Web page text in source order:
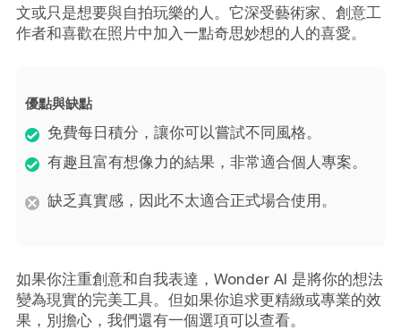
文或只是想要與自拍玩樂的人。它深受藝術家、創意工
作者和喜歡在照片中加入一點奇思妙想的人的喜愛。
優點與缺點
免費每日積分，讓你可以嘗試不同風格。
有趣且富有想像力的結果，非常適合個人專案。
缺乏真實感，因此不太適合正式場合使用。
如果你注重創意和自我表達，Wonder AI 是將你的想法
變為現實的完美工具。但如果你追求更精緻或專業的效
果，別擔心，我們還有一個選項可以查看。